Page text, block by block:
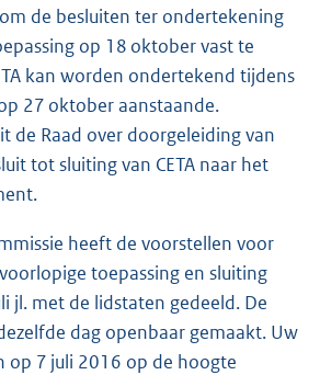
de besluiten ter ondertekening
op 18 oktober vast te
kan worden ondertekend tijdens
27 oktober aanstaande.
de Raad over doorgeleiding van
tot sluiting van CETA naar het
heeft de voorstellen voor
toepassing en sluiting
jl. met de lidstaten gedeeld. De
dag openbaar gemaakt. Uw
op 7 juli 2016 op de hoogte